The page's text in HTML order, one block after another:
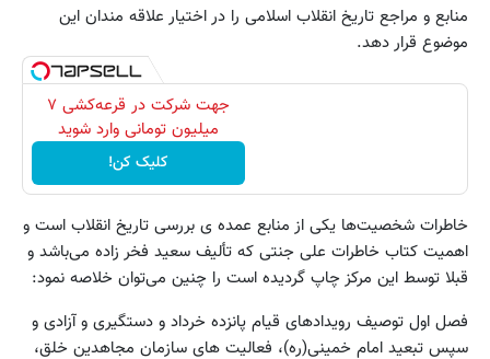
منابع و مراجع تاریخ انقلاب اسلامی را در اختیار علاقه مندان این
موضوع قرار دهد.
جهت شرکت در قرعه‌کشی ۷
میلیون تومانی وارد شوید
کلیک کن!
خاطرات شخصیت‌ها یکی از منابع عمده ی بررسی تاریخ انقلاب است و
اهمیت کتاب خاطرات علی جنتی که تألیف سعید فخر زاده می‌باشد و
قبلا توسط این مرکز چاپ گردیده است را چنین می‌توان خلاصه نمود:
فصل اول توصیف رویدادهای قیام پانزده خرداد و دستگیری و آزادی و
سپس تبعید امام خمینی(ره)، فعالیت های سازمان مجاهدین خلق،